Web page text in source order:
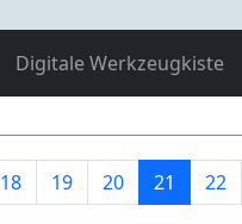
Digitale Werkzeugkiste
18 19 20 21 22